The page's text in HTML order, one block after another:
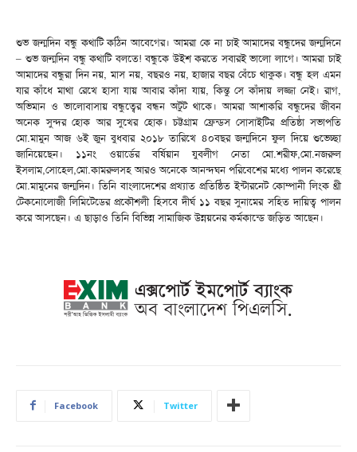
শুভ জন্মদিন বন্ধু কথাটি কঠিন আবেগের। আমরা কে না চাই আমাদের বন্ধুদের জন্মদিনে
– শুভ জন্মদিন বন্ধু কথাটি বলতে! বন্ধুকে উইশ করতে সবারই ভালো লাগে। আমরা চাই
আমাদের বন্ধুরা দিন নয়, মাস নয়, বছরও নয়, হাজার বছর বেঁচে থাকুক। বন্ধু হল এমন
যার কাঁধে মাথা রেখে হাসা যায় আবার কাঁদা যায়, কিন্তু সে কাঁদায় লজ্জা নেই। রাগ,
অভিমান ও ভালোবাসায় বন্ধুত্বের বন্ধন অটুট থাকে। আমরা আশাকরি বন্ধুদের জীবন
অনেক সুন্দর হোক আর সুখের হোক। চট্টগ্রাম ফ্রেন্ডস সোসাইটির প্রতিষ্ঠা সভাপতি
মো.মামুন আজ ৬ই জুন বুধবার ২০১৮ তারিখে ৪০বছর জন্মদিনে ফুল দিয়ে শুভেচ্ছা
জানিয়েছেন। ১১নং ওয়ার্ডের বর্ষিয়ান যুবলীগ নেতা মো.শরীফ,মো.নজরুল
ইসলাম,সোহেল,মো.কামরুলসহ আরও অনেকে আনন্দঘন পরিবেশের মধ্যে পালন করেছে
মো.মামুনের জন্মদিন। তিনি বাংলাদেশের প্রখ্যাত প্রতিষ্ঠিত ইন্টারনেট কোম্পানী লিংক থ্রী
টেকনোলোজী লিমিটেডের প্রকৌশলী হিসবে দীর্ঘ ১১ বছর সুনামের সহিত দায়িত্ব পালন
করে আসছেন। এ ছাড়াও তিনি বিভিন্ন সামাজিক উন্নয়নের কর্মকান্ডে জড়িত আছেন।
Facebook Twitter